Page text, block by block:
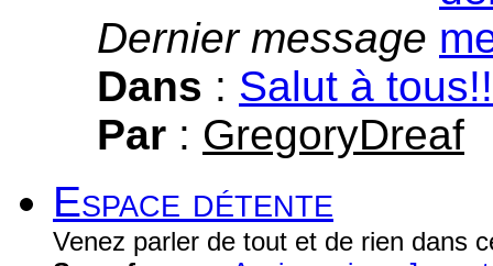
Dernier message
Dans : Salut à tous!!
Par : GregoryDreaf
Espace détente
Venez parler de tout et de rien dans